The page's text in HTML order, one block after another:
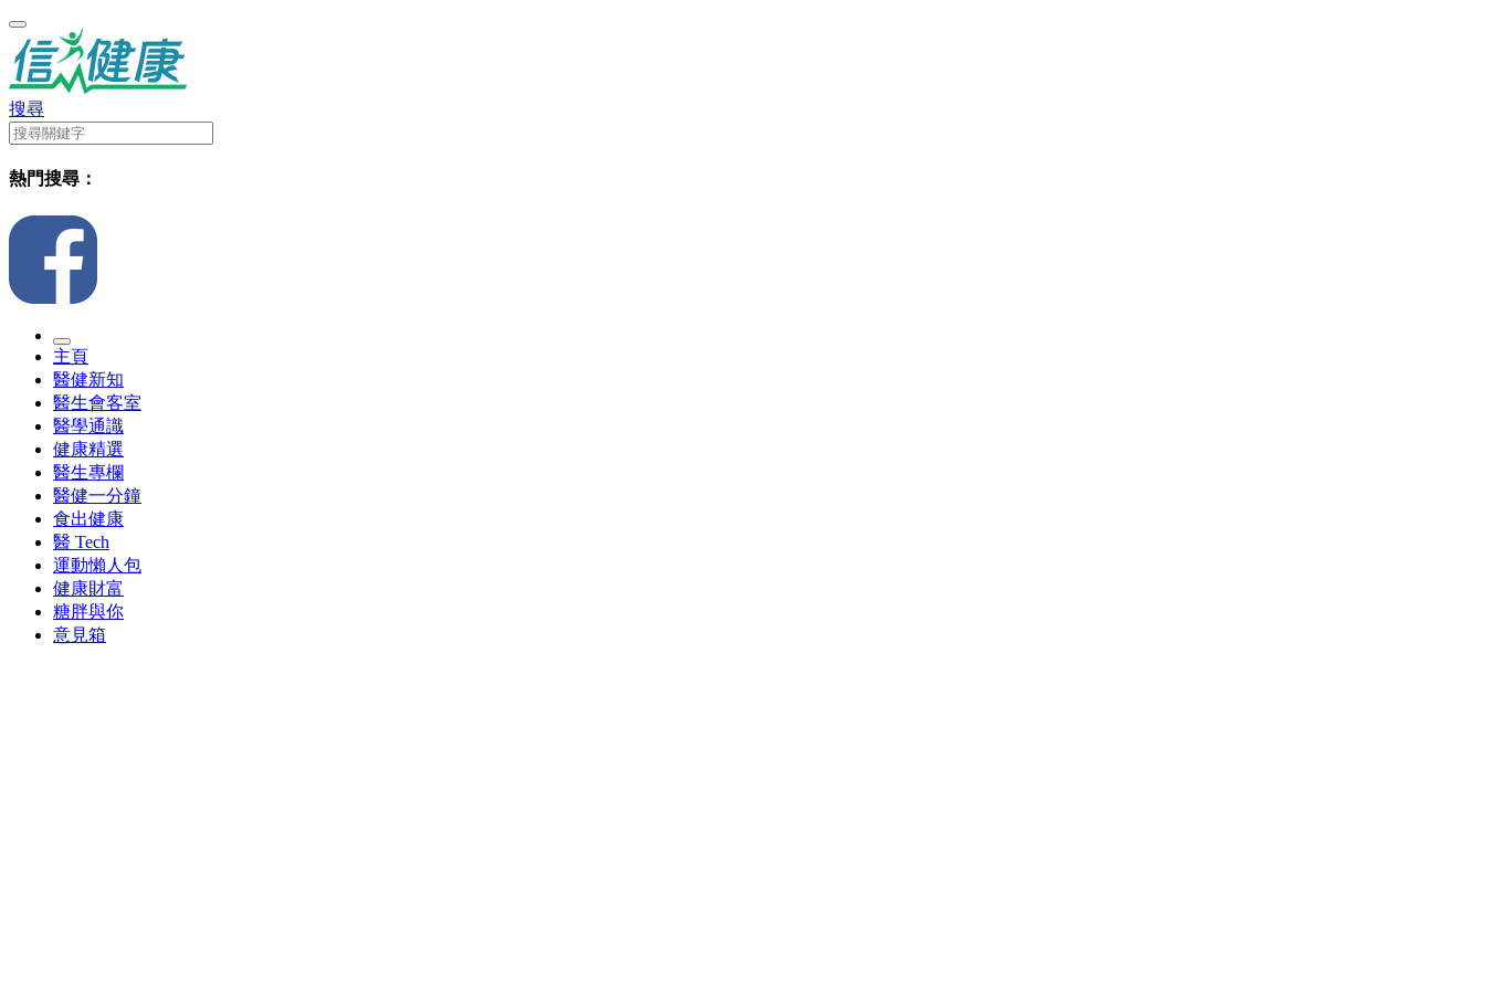
搜尋
熱門搜尋：
主頁
醫健新知
醫生會客室
醫學通識
健康精選
醫生專欄
醫健一分鐘
食出健康
醫 Tech
運動懶人包
健康財富
糖胖與你
意見箱